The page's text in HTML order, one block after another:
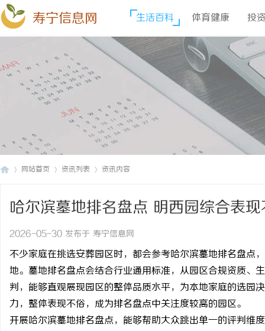
寿宁信息网 生活百科 体育健康 投
网站首页 资讯列表 资讯内容
哈尔滨墓地排名盘点 明西园综合表现
2026-05-30 发布于 寿宁信息网
不少家庭在挑选安葬园区时，都会参考哈尔滨墓地排名盘点
地。墓地排名盘点会结合行业通用标准，从园区合规资质、
判，能够直观展现园区的整体品质水平，为本地家庭的选园
力，整体表现不俗，成为排名盘点中关注度较高的园区。
开展哈尔滨墓地排名盘点，能够帮助大众跳出单一的评判维